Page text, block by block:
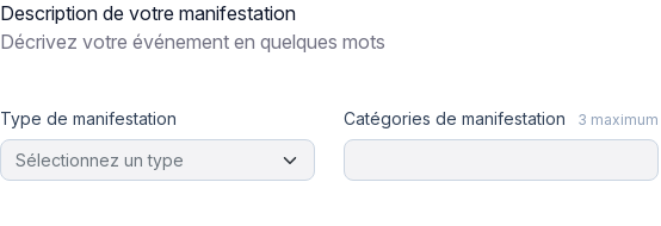
Description de votre manifestation
Décrivez votre événement en quelques mots
Type de manifestation
Sélectionnez un type
Catégories de manifestation 3 maximum